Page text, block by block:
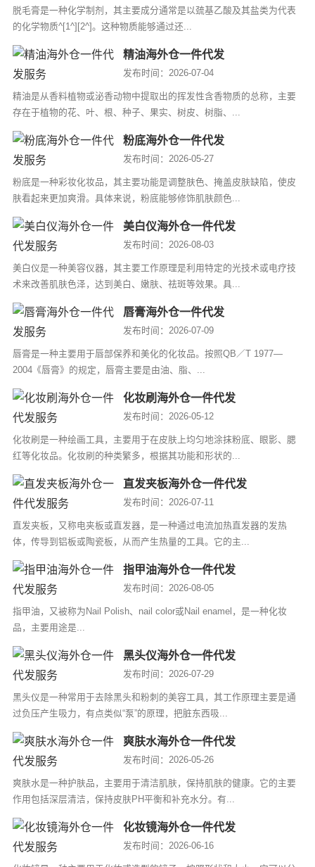
脱毛膏是一种化学制剂，其主要成分通常是以巯基乙酸及其盐类为代表
的化学物质^[1^][2^]。这种物质能够通过还...
精油海外仓一件代发
发布时间：2026-07-04
精油是从香料植物或泌香动物中提取出的挥发性含香物质的总称，主要
存在于植物的花、叶、根、种子、果实、树皮、树脂、...
粉底海外仓一件代发
发布时间：2026-05-27
粉底是一种彩妆化妆品，其主要功能是调整肤色、掩盖皮肤缺陷，使皮
肤看起来更加爽滑。具体来说，粉底能够修饰肌肤颜色...
美白仪海外仓一件代发
发布时间：2026-08-03
美白仪是一种美容仪器，其主要工作原理是利用特定的光技术或电疗技
术来改善肌肤色泽，达到美白、嫩肤、祛斑等效果。具...
唇膏海外仓一件代发
发布时间：2026-07-09
唇膏是一种主要用于唇部保养和美化的化妆品。按照QB／T 1977—
2004《唇膏》的规定，唇膏主要是由油、脂、...
化妆刷海外仓一件代发
发布时间：2026-05-12
化妆刷是一种绘画工具，主要用于在皮肤上均匀地涂抹粉底、眼影、腮
红等化妆品。化妆刷的种类繁多，根据其功能和形状的...
直发夹板海外仓一件代发
发布时间：2026-07-11
直发夹板，又称电夹板或直发器，是一种通过电流加热直发器的发热
体，传导到铝板或陶瓷板，从而产生热量的工具。它的主...
指甲油海外仓一件代发
发布时间：2026-08-05
指甲油，又被称为Nail Polish、nail color或Nail enamel，是一种化妆
品，主要用途是...
黑头仪海外仓一件代发
发布时间：2026-07-29
黑头仪是一种常用于去除黑头和粉刺的美容工具，其工作原理主要是通
过负压产生吸力，有点类似“泵”的原理，把脏东西吸...
爽肤水海外仓一件代发
发布时间：2026-05-26
爽肤水是一种护肤品，主要用于清洁肌肤，保持肌肤的健康。它的主要
作用包括深层清洁，保持皮肤PH平衡和补充水分。有...
化妆镜海外仓一件代发
发布时间：2026-06-16